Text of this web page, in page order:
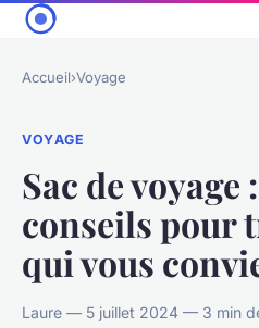
Accueil›Voyage
VOYAGE
Sac de voyage
conseils pour
qui vous
Laure — 5 juillet 2024 — 3 min